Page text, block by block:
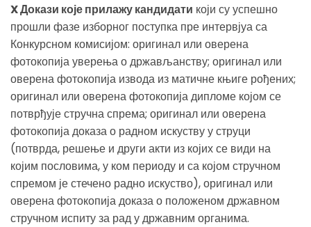
X Докази које прилажу кандидати који су успешно
прошли фазе изборног поступка пре интервјуа са
Конкурсном комисијом: оригинал или оверена
фотокопија уверења о држављанству; оригинал или
оверена фотокопија извода из матичне књиге рођених;
оригинал или оверена фотокопија дипломе којом се
потврђује стручна спрема; оригинал или оверена
фотокопија доказа о радном искуству у струци
(потврда, решење и други акти из којих се види на
којим пословима, у ком периоду и са којом стручном
спремом је стечено радно искуство), оригинал или
оверена фотокопија доказа о положеном државном
стручном испиту за рад у државним органима.